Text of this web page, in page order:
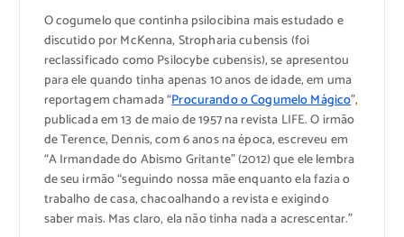
O cogumelo que continha psilocibina mais estudado e
discutido por McKenna, Stropharia cubensis (foi
reclassificado como Psilocybe cubensis), se apresentou
para ele quando tinha apenas 10 anos de idade, em uma
reportagem chamada “Procurando o Cogumelo Mágico”,
publicada em 13 de maio de 1957 na revista LIFE. O irmão
de Terence, Dennis, com 6 anos na época, escreveu em
“A Irmandade do Abismo Gritante” (2012) que ele lembra
de seu irmão “seguindo nossa mãe enquanto ela fazia o
trabalho de casa, chacoalhando a revista e exigindo
saber mais. Mas claro, ela não tinha nada a acrescentar.”